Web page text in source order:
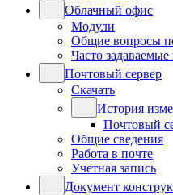
Облачный офис
Модули
Общие вопросы
Часто
Почтовый сервер
Скачать
История
Почтовый
Общие сведения
Работа в почте
Учетная запись
Документ